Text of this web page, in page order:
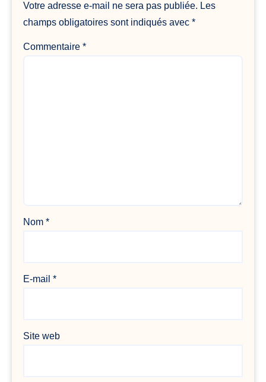
Votre adresse e-mail ne sera pas publiée. Les
champs obligatoires sont indiqués avec*
Commentaire*
Nom*
E-mail*
Site web